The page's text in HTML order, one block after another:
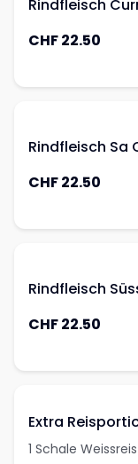
Rindfleisch
CHF 22.50
Rindfleisch Sa
CHF 22.50
Rindfleisch
CHF 22.50
Extra
1 Schale Weissreis